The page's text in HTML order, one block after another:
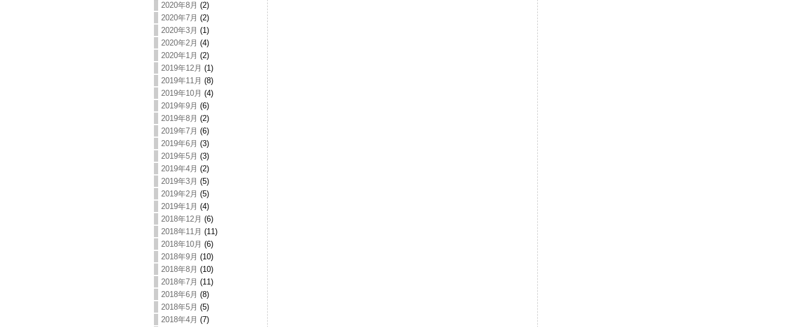
2020年8月 (2)
2020年7月 (2)
2020年3月 (1)
2020年2月 (4)
2020年1月 (2)
2019年12月 (1)
2019年11月 (8)
2019年10月 (4)
2019年9月 (6)
2019年8月 (2)
2019年7月 (6)
2019年6月 (3)
2019年5月 (3)
2019年4月 (2)
2019年3月 (5)
2019年2月 (5)
2019年1月 (4)
2018年12月 (6)
2018年11月 (11)
2018年10月 (6)
2018年9月 (10)
2018年8月 (10)
2018年7月 (11)
2018年6月 (8)
2018年5月 (5)
2018年4月 (7)